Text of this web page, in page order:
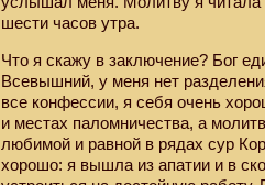
шести часов утра.
Что я скажу в заключение? Бог
Всевышний, у меня нет
все конфессии, я себя очень
и местах паломничества, а
любимой и равной в рядах сур
хорошо: я вышла из апатии и в